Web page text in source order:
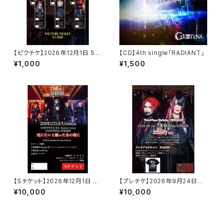
【ピクチケ】2026年12月1日 5周
年ワンマンピクチャーチケット(ラ
ンダム)
¥1,000
【CD】4th single「RADIANT」
¥1,500
【Sチケット】2026年12月1日 5
周年ワンマンSチケット
¥10,000
【プレチケ】2026年9月24日Yu
h＆Toyo Birthday ONE MAN
『Infinity Vol.2』
¥10,000